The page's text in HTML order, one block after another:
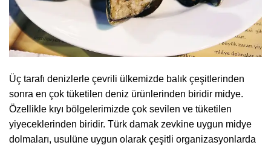
Üç tarafı denizlerle çevrili ülkemizde balık çeşitlerinden
sonra en çok tüketilen deniz ürünlerinden biridir midye.
Özellikle kıyı bölgelerimizde çok sevilen ve tüketilen
yiyeceklerinden biridir. Türk damak zevkine uygun midye
dolmaları, usulüne uygun olarak çeşitli organizasyonlarda